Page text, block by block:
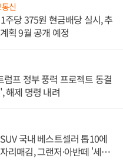
신
주당 375원 현금배당 실시, 추
획 9월 공개 예정
프 정부 풍력 프로젝트 동결
해제 명령 내려
국내 베스트셀러 톱10에
리매김, 그랜저·아반떼 '세단